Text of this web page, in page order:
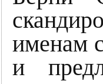
именам
и